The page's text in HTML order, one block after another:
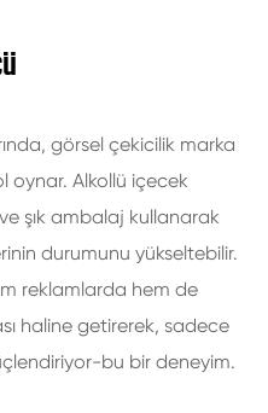
görsel çekicilik marka
oynar. Alkollü içecek
şık ambalaj kullanarak
durumunu yükseltebilir.
reklamlarda hem de
haline getirerek, sadece
bu bir deneyim.